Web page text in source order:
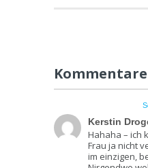
Kommentare
Kerstin
Hahaha – ich
Frau ja nicht
im einzigen,